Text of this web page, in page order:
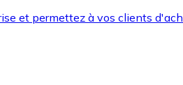
et permettez à vos clients